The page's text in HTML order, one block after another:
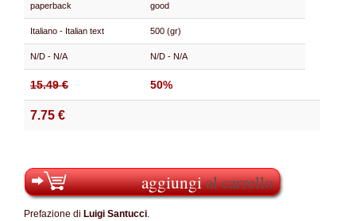
paperback
good
Italiano - Italian text 500 (gr)
N/D - N/A N/D - N/A
15.49 € 50%
7.75 €
aggiungial carrello
Prefazione di Luigi Santucci.